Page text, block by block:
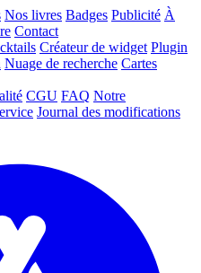
Nos livres Badges Publicité À
Contact
Créateur de widget Plugin
Nuage de recherche Cartes
CGU FAQ Notre
Journal des modifications